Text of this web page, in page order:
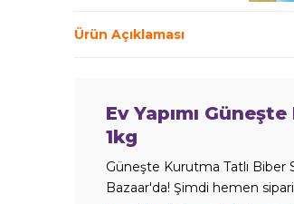
Ürün Açıklaması
Ev Yapımı
1kg
Güneşte Kurutma Tatlı Biber
Bazaar'da! Şimdi hemen